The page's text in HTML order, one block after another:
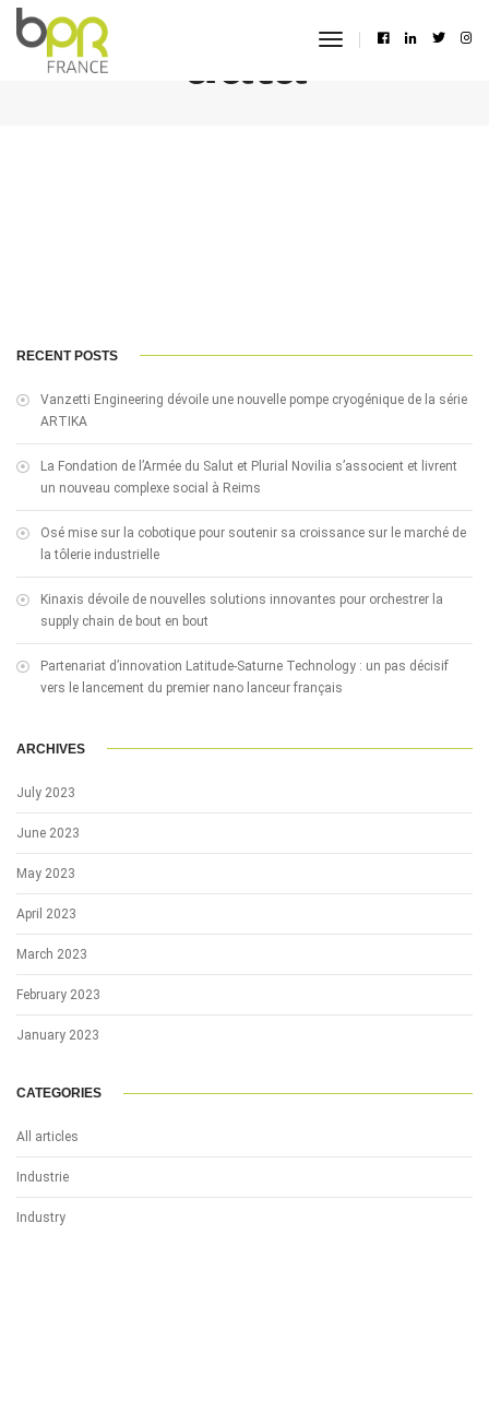
toggle
data
RECENT POSTS
Vanzetti Engineering dévoile une nouvelle pompe cryogénique de la série
ARTIKA
La Fondation de l’Armée du Salut et Plurial Novilia s’associent et livrent
un nouveau complexe social à Reims
Osé mise sur la cobotique pour soutenir sa croissance sur le marché de
la tôlerie industrielle
Kinaxis dévoile de nouvelles solutions innovantes pour orchestrer la
supply chain de bout en bout
Partenariat d’innovation Latitude-Saturne Technology : un pas décisif
vers le lancement du premier nano lanceur français
ARCHIVES
July 2023
June 2023
May 2023
April 2023
March 2023
February 2023
January 2023
CATEGORIES
All articles
Industrie
Industry